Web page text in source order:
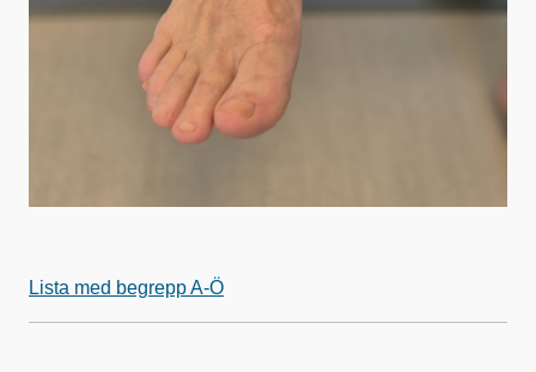
Lista med begrepp A-Ö